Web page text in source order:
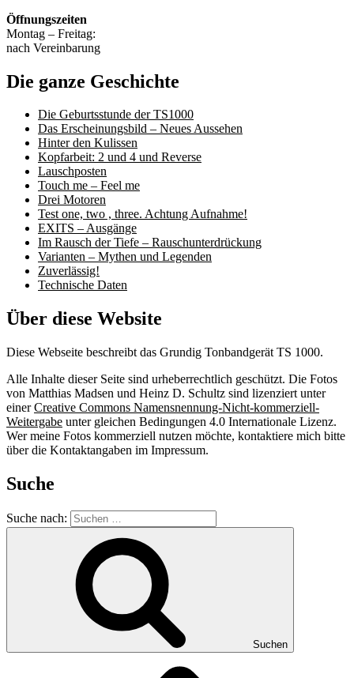
Öffnungszeiten
Montag – Freitag:
nach Vereinbarung
Die ganze Geschichte
Die Geburtsstunde der TS1000
Das Erscheinungsbild – Neues Aussehen
Hinter den Kulissen
Kopfarbeit: 2 und 4 und Reverse
Lauschposten
Touch me – Feel me
Drei Motoren
Test one, two , three. Achtung Aufnahme!
EXITS – Ausgänge
Im Rausch der Tiefe – Rauschunterdrückung
Varianten – Mythen und Legenden
Zuverlässig!
Technische Daten
Über diese Website
Diese Webseite beschreibt das Grundig Tonbandgerät TS 1000.
Alle Inhalte dieser Seite sind urheberrechtlich geschützt. Die Fotos
von Matthias Madsen und Heinz D. Schultz sind lizenziert unter
einerCreative Commons Namensnennung-Nicht-kommerziell-
Weitergabe unter gleichen Bedingungen 4.0 Internationale Lizenz.
Wer meine Fotos kommerziell nutzen möchte, kontaktiere mich bitte
über die Kontaktangaben im Impressum.
Suche
Suche nach:
Suchen